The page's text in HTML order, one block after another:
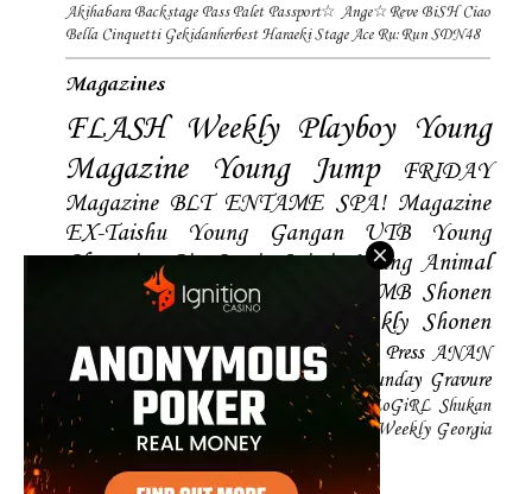
Akihabara Backstage Pass Palet Passport☆ Ange☆Reve BiSH Ciao
Bella Cinquetti Gekidanherbest Haraeki Stage Ace Ru:Run SDN48
Magazines
FLASH Weekly Playboy Young
Magazine
Young Jump
FRIDAY
Magazine BLT ENTAME SPA! Magazine
EX-Taishu
Young Gangan UTB
Young
Champion Big Comic Spirtis Young Animal
Shonen Magazine BUBKA BOMB Shonen
Champion
Weekly Shonen
Sunday Photobooks BRODY Hustle Press ANAN
Magazine SMART Magazine Young Sunday Gravure
The Television
CD&DL My Girl Daily LoGiRL Shukan
Taishu
Girls! Magazine Soccer Game King Weekly Georgia
Sunday Magazine Mery Magazine